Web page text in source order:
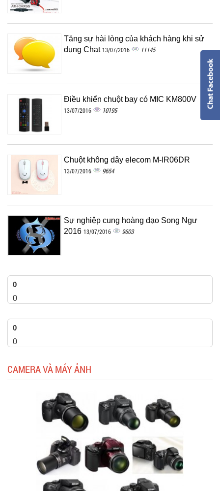
Tăng sự hài lòng của khách hàng khi sử
dụng Chat13/07/2016 11145
Điều khiển chuột bay có MIC KM800V
13/07/2016 10195
Chuột không dây elecom M-IR06DR
13/07/2016 9654
Sự nghiệp cung hoàng đạo Song Ngư
2016 13/07/2016 9603
0
0
0
0
CAMERA VÀ MÁY ẢNH